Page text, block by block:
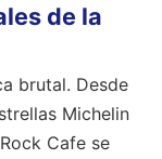
de la
brutal. Desde
Michelin
Cafe se